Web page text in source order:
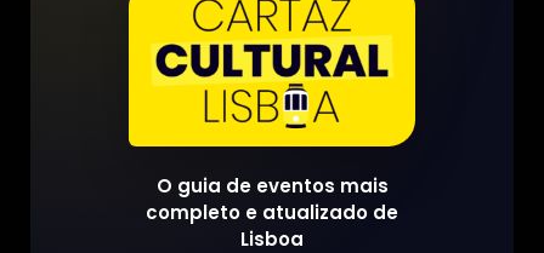
O guia de eventos mais
completo e atualizado de
Lisboa